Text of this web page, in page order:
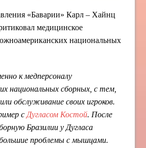
«Баварии» Карл – Хайнц
медицинское
национальных
к медперсоналу
национальных сборных, с тем,
обслуживание своих игроков.
с Дугласом Костой. После
Бразилии у Дугласа
проблемы с мышцами.